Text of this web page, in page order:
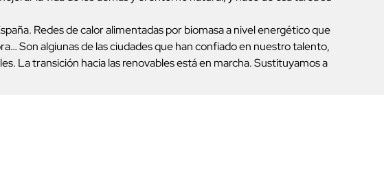
Redes de calor alimentadas por biomasa a nivel energético que
Son algiunas de las ciudades que han confiado en nuestro talento,
La transición hacia las renovables está en marcha. Sustituyamos a